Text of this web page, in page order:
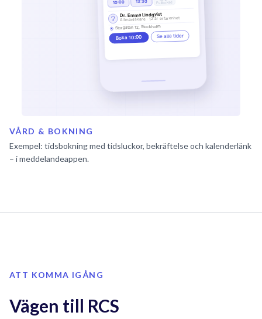
VÅRD & BOKNING
Exempel: tidsbokning med tidsluckor, bekräftelse och kalenderlänk
– i meddelandeappen.
ATT KOMMA IGÅNG
Vägen till RCS